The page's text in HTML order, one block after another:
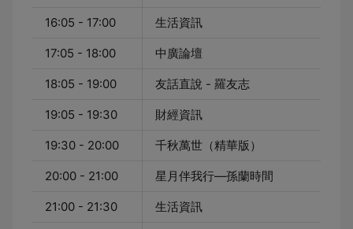
16:05 - 17:00 生活資訊
17:05 - 18:00 中廣論壇
18:05 - 19:00 友話直說 - 羅友志
19:05 - 19:30 財經資訊
19:30 - 20:00 千秋萬世（精華版）
20:00 - 21:00 星月伴我行—孫蘭時間
21:00 - 21:30 生活資訊